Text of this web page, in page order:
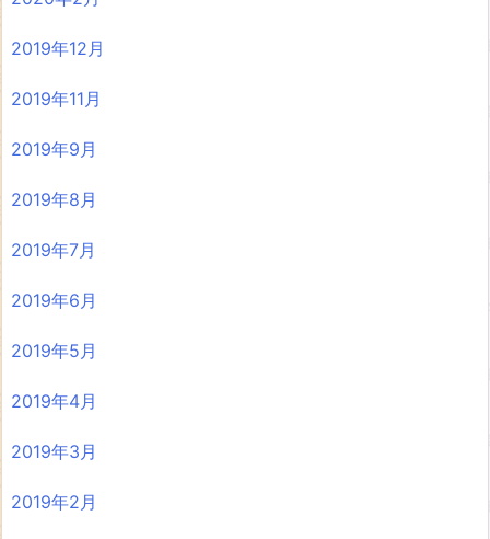
2019年12月
2019年11月
2019年9月
2019年8月
2019年7月
2019年6月
2019年5月
2019年4月
2019年3月
2019年2月